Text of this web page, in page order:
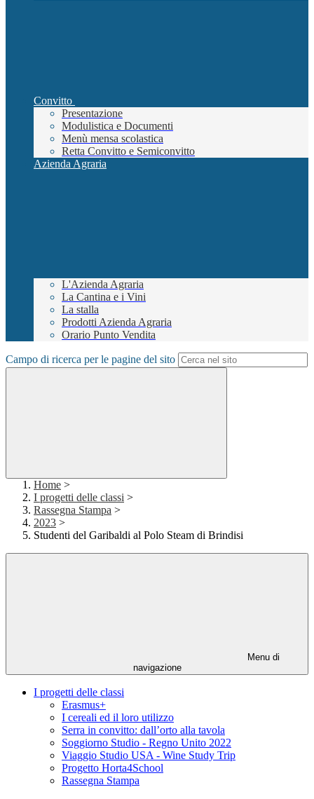
Convitto
Presentazione
Modulistica e Documenti
Menù mensa scolastica
Retta Convitto e Semiconvitto
Azienda Agraria
L'Azienda Agraria
La Cantina e i Vini
La stalla
Prodotti Azienda Agraria
Orario Punto Vendita
Campo di ricerca per le pagine del sito
Home >
I progetti delle classi >
Rassegna Stampa >
2023 >
Studenti del Garibaldi al Polo Steam di Brindisi
Menu di
navigazione
I progetti delle classi
Erasmus+
I cereali ed il loro utilizzo
Serra in convitto: dall’orto alla tavola
Soggiorno Studio - Regno Unito 2022
Viaggio Studio USA - Wine Study Trip
Progetto Horta4School
Rassegna Stampa